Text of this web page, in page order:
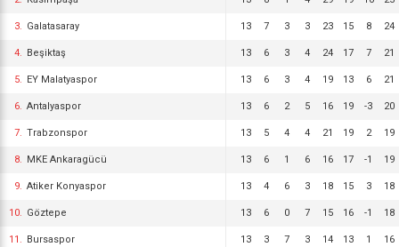
3. Galatasaray 13 7 3 3 23 15 8 24
4. Beşiktaş 13 6 3 4 24 17 7 21
5. EY Malatyaspor 13 6 3 4 19 13 6 21
6. Antalyaspor 13 6 2 5 16 19 -3 20
7. Trabzonspor 13 5 4 4 21 19 2 19
8. MKE Ankaragücü 13 6 1 6 16 17 -1 19
9. Atiker Konyaspor 13 4 6 3 18 15 3 18
10. Göztepe 13 6 0 7 15 16 -1 18
11. Bursaspor 13 3 7 3 14 13 1 16